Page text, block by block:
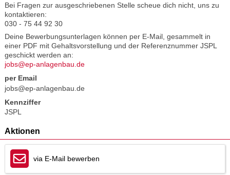
Bei Fragen zur ausgeschriebenen Stelle scheue dich nicht, uns zu
kontaktieren:
030 - 75 44 92 30
Deine Bewerbungsunterlagen können per E-Mail, gesammelt in
einer PDF mit Gehaltsvorstellung und der Referenznummer JSPL
geschickt werden an:
jobs@ep-anlagenbau.de
per Email
jobs@ep-anlagenbau.de
Kennziffer
JSPL
Aktionen
via E-Mail bewerben